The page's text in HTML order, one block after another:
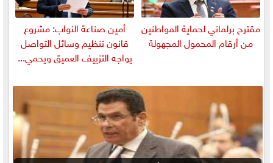
مقترح برلماني لحماية المواطنين
من أرقام المحمول المجهولة
أمين صناعة النواب: مشروع
قانون تنظيم وسائل التواصل
يواجه التزييف العميق ويحمي...